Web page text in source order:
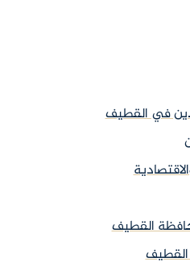
في القطيف
القطيف